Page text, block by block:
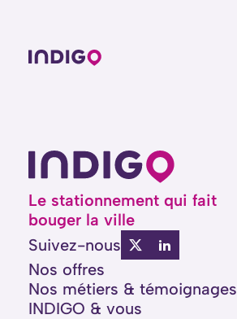
Suivez-nous
Nos offres
Nos métiers & témoignages
INDIGO & vous
Le stationnement qui fait
bouger la ville